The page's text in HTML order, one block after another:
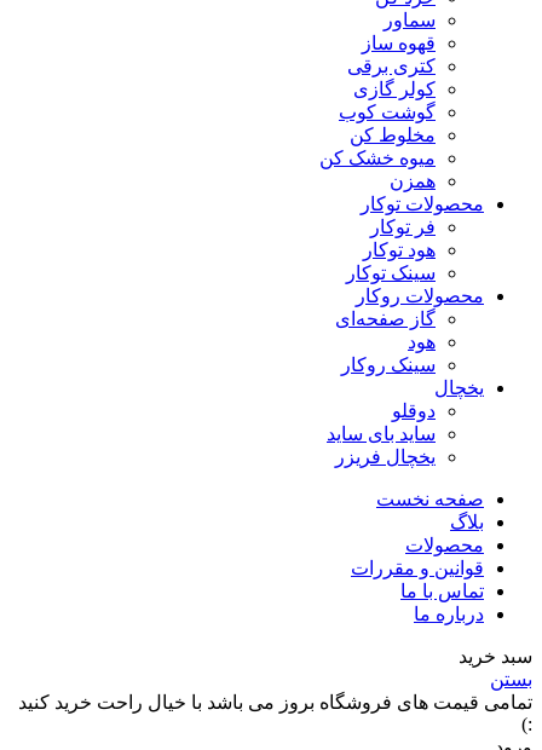
سماور
قهوه ساز
کتری برقی
کولر گازی
گوشت کوب
مخلوط کن
میوه خشک کن
همزن
محصولات توکار
فر توکار
هود توکار
سینک توکار
محصولات روکار
گاز صفحه‌ای
هود
سینک روکار
یخچال
دوقلو
ساید بای ساید
یخچال فریزر
صفحه نخست
بلاگ
محصولات
قوانین و مقررات
تماس با ما
درباره ما
سبد خرید
بستن
تمامی قیمت های فروشگاه بروز می باشد با خیال راحت خرید کنید
:)